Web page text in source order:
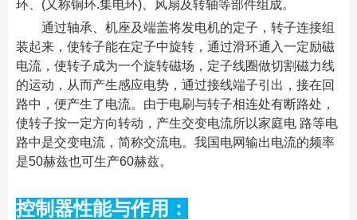
环、(又称铜环.集电环)、风扇及转轴等部件组成。
通过轴承、机座及端盖将发电机的定子，转子连接组
装起来，使转子能在定子中旋转，通过滑环通入一定励磁
电流，使转子成为一个旋转磁场，定子线圈做切割磁力线
的运动，从而产生感应电势，通过接线端子引出，接在回
路中，便产生了电流。由于电刷与转子相连处有断路处，
使转子按一定方向转动，产生交变电流所以家庭电 路等电
路中是交变电流，简称交流电。我国电网输出电流的频率
是50赫兹也可生产60赫兹。
控制器性能与作用：